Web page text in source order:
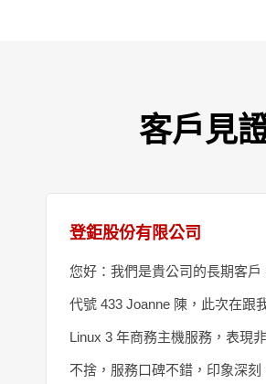
客戶見
登鉅股份有限公司
您好：我們是貴公司的長期客戶
代號 433 Joanne 陳，此次在跟
Linux 3 年商務主機服務，表現
不捨，服務口碑不錯，印象深刻